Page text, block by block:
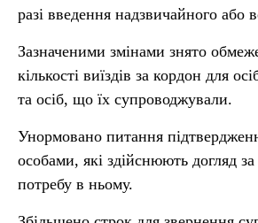
разі введення надзвичайного або
Зазначеними змінами знято
кількості виїздів за кордон для
та осіб, що їх супроводжували.
Унормовано питання
особами, які здійснюють догляд
потребу в ньому.